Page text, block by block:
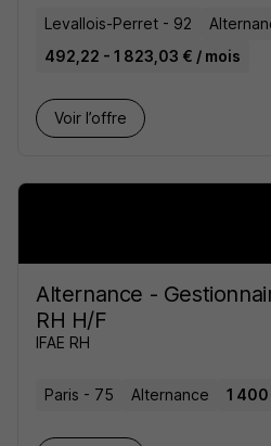
Levallois-Perret - 92
492,22 - 1 823,03 € / mois
Voir l’offre
Alternance -
RH H/F
IFAE RH
Paris - 75 Alternance 1